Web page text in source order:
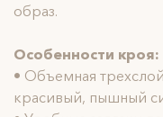
образ.
Особенности кроя:
• Объемная
красивый, пышный